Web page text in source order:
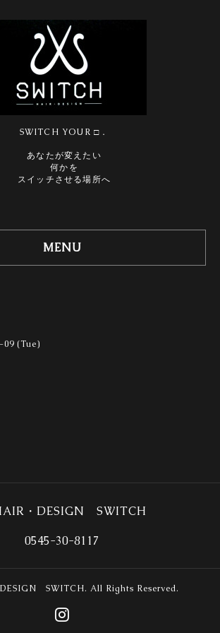
SWITCH YOUR □．
あなたが変えたい
何かを
スイッチさせる場所へ
MENU
09 (Tue)
・DESIGN SWITCH
0545-30-8117
SWITCH. All Rights Reserved.